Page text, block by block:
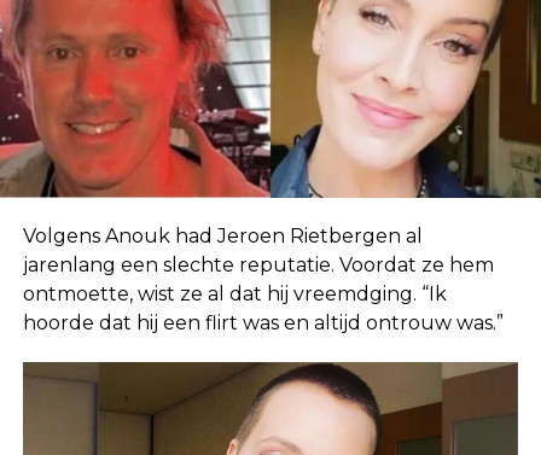
Volgens Anouk had Jeroen Rietbergen al
jarenlang een slechte reputatie. Voordat ze hem
ontmoette, wist ze al dat hij vreemdging. “Ik
hoorde dat hij een flirt was en altijd ontrouw was.”